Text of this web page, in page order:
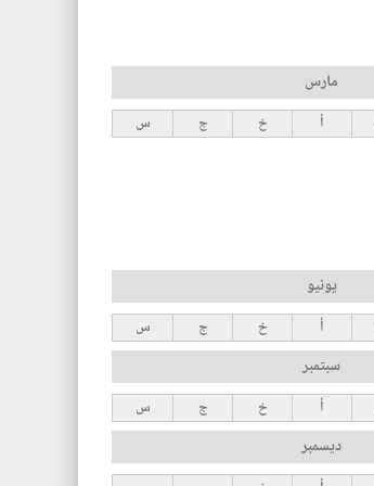
مارس
أ خ ج س
يونيو
أ خ ج س
سبتمبر
أ خ ج س
ديسمبر